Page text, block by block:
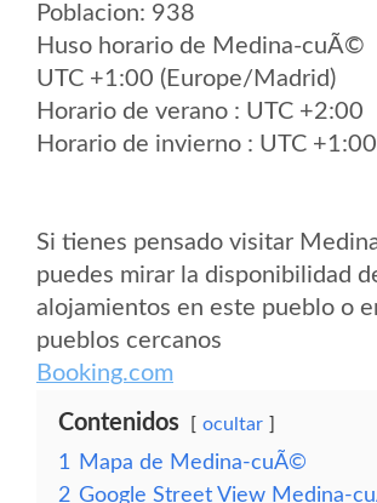
Poblacion: 938
Huso horario de Medina-cuÃ©
UTC +1:00 (Europe/Madrid)
Horario de verano : UTC +2:00
Horario de invierno : UTC +1:00
Si tienes pensado visitar
puedes mirar la disponibilidad
alojamientos en este pueblo o
pueblos cercanos
Booking.com
Contenidos ocultar
1
Mapa de Medina-cuÃ©
2 Google Street View Medina-